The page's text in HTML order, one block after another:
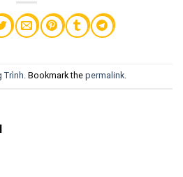
Trình. Bookmark the permalink.